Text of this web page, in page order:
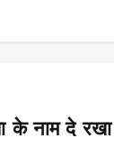
के नाम दे रखा